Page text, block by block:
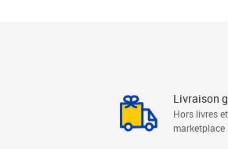
Livraison
Hors livres
marketplace